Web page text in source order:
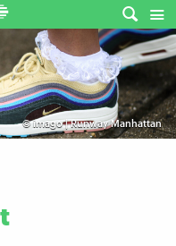
©imago | Runway Manhattan